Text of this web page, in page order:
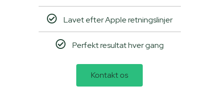
Lavet efter Apple retningslinjer
Perfekt resultat hver gang
Kontakt os